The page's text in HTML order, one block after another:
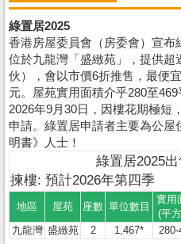
綠置居2025
香港房屋委員會（房委會）宣布
位於九龍灣「盛緻苑」，提供超
伙），會以市價6折推售，最便
元。屋苑實用面積介乎280至
2026年9月30日，因樓花期極短
申請。綠置居申請者主要為公
明書》人士！
綠置居2025
揀樓: 預計2026年第四季
地區 屋苑 座數 單位數目
實用
(平
九龍灣 盛緻苑 2 1,467* 280-